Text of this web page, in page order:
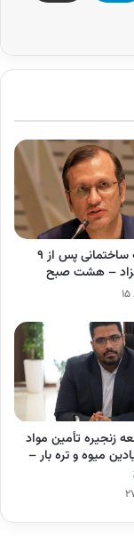
صدور پروانه ساختمانی پس از ۹
– هشت صبح
زنجیره تأمین مواد
میوه و تره بار –